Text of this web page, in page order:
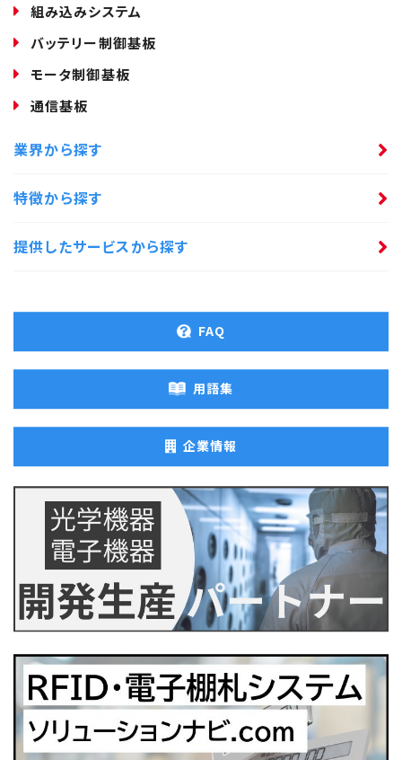
組み込みシステム
バッテリー制御基板
モータ制御基板
通信基板
業界から探す
特徴から探す
提供したサービスから探す
FAQ
用語集
企業情報